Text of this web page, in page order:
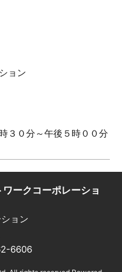
ョン
３０分～午後５時００分
ークコーポレーショ
ション
6606